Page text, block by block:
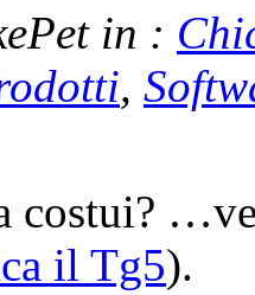
in :
,
costui?
il Tg5).